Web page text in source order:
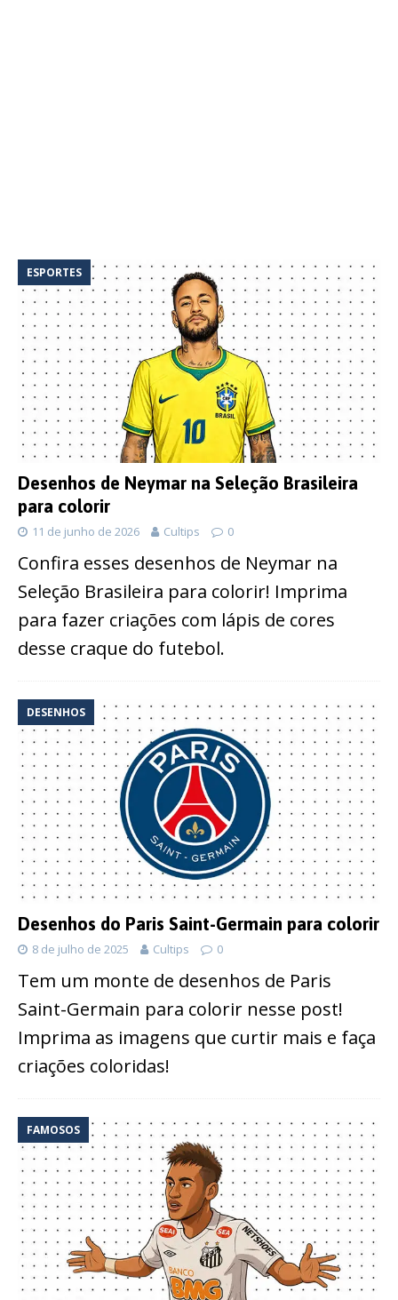
ESPORTES
Desenhos de Neymar na Seleção Brasileira
para colorir
11 de junho de 2026 Cultips 0
Confira esses desenhos de Neymar na
Seleção Brasileira para colorir! Imprima
para fazer criações com lápis de cores
desse craque do futebol.
DESENHOS
Desenhos do Paris Saint-Germain para colorir
8 de julho de 2025 Cultips 0
Tem um monte de desenhos de Paris
Saint-Germain para colorir nesse post!
Imprima as imagens que curtir mais e faça
criações coloridas!
FAMOSOS